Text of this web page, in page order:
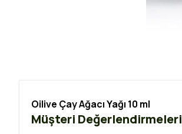
Oilive Çay Ağacı Yağı 10 ml
Müşteri Değerlendirmeleri